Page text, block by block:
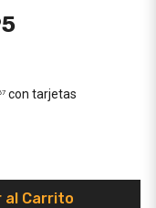
con tarjetas
al Carrito